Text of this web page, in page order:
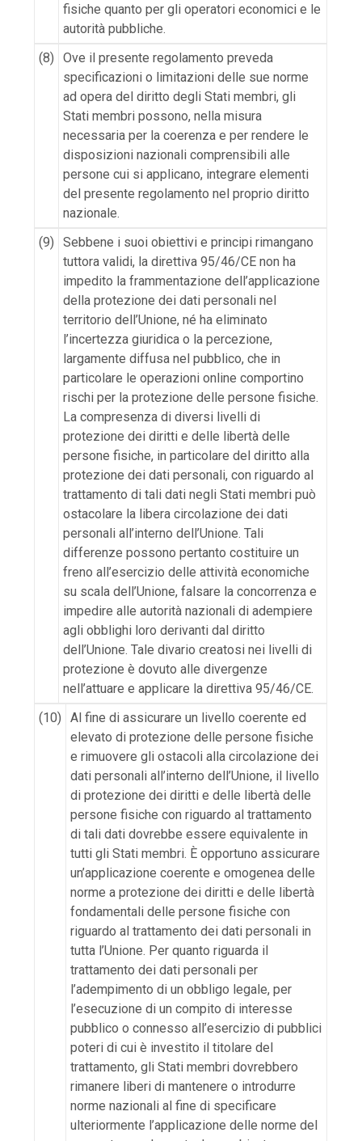
fisiche quanto per gli operatori economici e le
autorità pubbliche.
(8)
Ove il presente regolamento preveda
specificazioni o limitazioni delle sue norme
ad opera del diritto degli Stati membri, gli
Stati membri possono, nella misura
necessaria per la coerenza e per rendere le
disposizioni nazionali comprensibili alle
persone cui si applicano, integrare elementi
del presente regolamento nel proprio diritto
nazionale.
(9)
Sebbene i suoi obiettivi e principi rimangano
tuttora validi, la direttiva 95/46/CE non ha
impedito la frammentazione dell’applicazione
della protezione dei dati personali nel
territorio dell’Unione, né ha eliminato
l’incertezza giuridica o la percezione,
largamente diffusa nel pubblico, che in
particolare le operazioni online comportino
rischi per la protezione delle persone fisiche.
La compresenza di diversi livelli di
protezione dei diritti e delle libertà delle
persone fisiche, in particolare del diritto alla
protezione dei dati personali, con riguardo al
trattamento di tali dati negli Stati membri può
ostacolare la libera circolazione dei dati
personali all’interno dell’Unione. Tali
differenze possono pertanto costituire un
freno all’esercizio delle attività economiche
su scala dell’Unione, falsare la concorrenza e
impedire alle autorità nazionali di adempiere
agli obblighi loro derivanti dal diritto
dell’Unione. Tale divario creatosi nei livelli di
protezione è dovuto alle divergenze
nell’attuare e applicare la direttiva 95/46/CE.
(10)
Al fine di assicurare un livello coerente ed
elevato di protezione delle persone fisiche
e rimuovere gli ostacoli alla circolazione dei
dati personali all’interno dell’Unione, il livello
di protezione dei diritti e delle libertà delle
persone fisiche con riguardo al trattamento
di tali dati dovrebbe essere equivalente in
tutti gli Stati membri. È opportuno assicurare
un’applicazione coerente e omogenea delle
norme a protezione dei diritti e delle libertà
fondamentali delle persone fisiche con
riguardo al trattamento dei dati personali in
tutta l’Unione. Per quanto riguarda il
trattamento dei dati personali per
l’adempimento di un obbligo legale, per
l’esecuzione di un compito di interesse
pubblico o connesso all’esercizio di pubblici
poteri di cui è investito il titolare del
trattamento, gli Stati membri dovrebbero
rimanere liberi di mantenere o introdurre
norme nazionali al fine di specificare
ulteriormente l’applicazione delle norme del